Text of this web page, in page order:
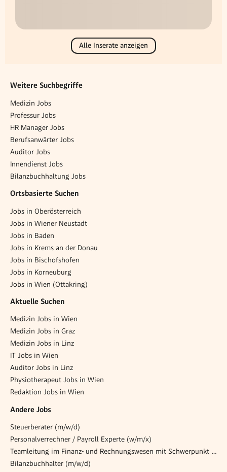
Alle Inserate anzeigen
Weitere Suchbegriffe
Medizin Jobs
Professur Jobs
HR Manager Jobs
Berufsanwärter Jobs
Auditor Jobs
Innendienst Jobs
Bilanzbuchhaltung Jobs
Ortsbasierte Suchen
Jobs in Oberösterreich
Jobs in Wiener Neustadt
Jobs in Baden
Jobs in Krems an der Donau
Jobs in Bischofshofen
Jobs in Korneuburg
Jobs in Wien (Ottakring)
Aktuelle Suchen
Medizin Jobs in Wien
Medizin Jobs in Graz
Medizin Jobs in Linz
IT Jobs in Wien
Auditor Jobs in Linz
Physiotherapeut Jobs in Wien
Redaktion Jobs in Wien
Andere Jobs
Steuerberater (m/w/d)
Personalverrechner / Payroll Experte (w/m/x)
Teamleitung im Finanz- und Rechnungswesen mit Schwerpunkt Kreditorenbuchhaltung
Bilanzbuchhalter (m/w/d)